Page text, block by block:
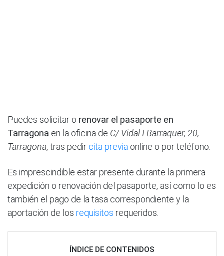
Puedes solicitar o renovar el pasaporte en
Tarragona en la oficina de C/ Vidal I Barraquer, 20,
Tarragona, tras pedir cita previa online o por teléfono.
Es imprescindible estar presente durante la primera
expedición o renovación del pasaporte, así como lo es
también el pago de la tasa correspondiente y la
aportación de los requisitos requeridos.
ÍNDICE DE CONTENIDOS